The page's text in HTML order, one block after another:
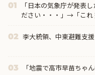
01
「日本の気象庁が発表
ださい・・・」→「これ
02 李大統領、中東避難支
03 「地震で高市早苗ちゃ